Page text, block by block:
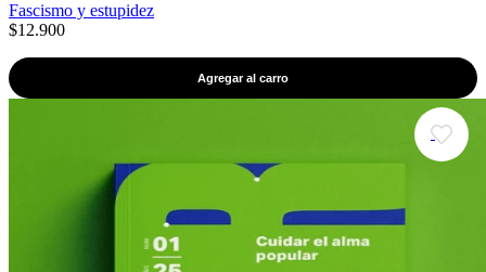
Fascismo y estupidez
$12.900
Agregar al carro